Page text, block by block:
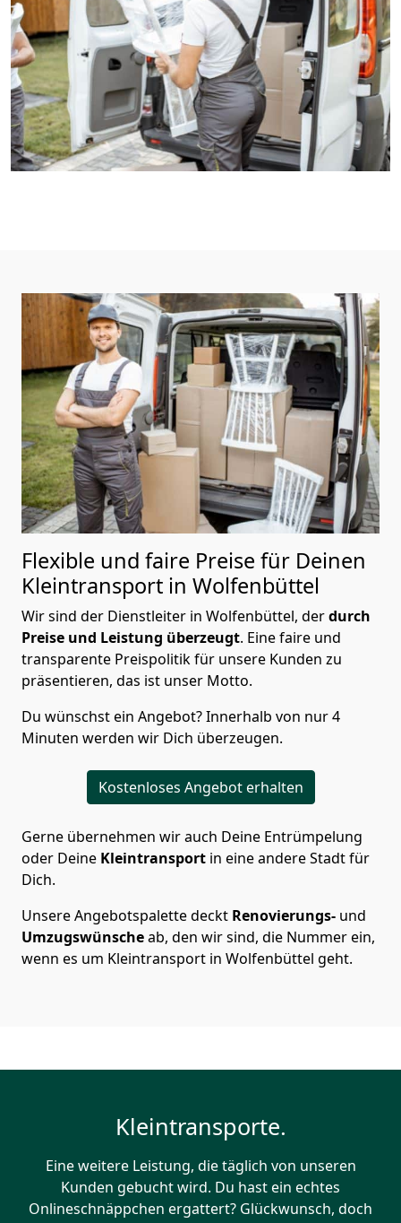
Flexible und faire Preise für Deinen
Kleintransport in Wolfenbüttel
Wir sind der Dienstleiter in Wolfenbüttel, derdurch
Preise und Leistung überzeugt. Eine faire und
transparente Preispolitik für unsere Kunden zu
präsentieren, das ist unser Motto.
Du wünschst ein Angebot? Innerhalb von nur 4
Minuten werden wir Dich überzeugen.
Kostenloses Angebot erhalten
Gerne übernehmen wir auch Deine Entrümpelung
oder Deine Kleintransport in eine andere Stadt für
Dich.
Unsere Angebotspalette deckt Renovierungs- und
Umzugswünscheab, den wir sind, die Nummer ein,
wenn es um Kleintransport in Wolfenbüttel geht.
Kleintransporte.
Eine weitere Leistung, die täglich von unseren
Kunden gebucht wird. Du hast ein echtes
Onlineschnäppchen ergattert? Glückwunsch, doch